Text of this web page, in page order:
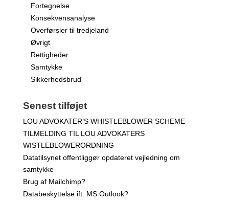
Fortegnelse
Konsekvensanalyse
Overførsler til tredjeland
Øvrigt
Rettigheder
Samtykke
Sikkerhedsbrud
Senest tilføjet
LOU ADVOKATER’S WHISTLEBLOWER SCHEME
TILMELDING TIL LOU ADVOKATERS
WISTLEBLOWERORDNING
Datatilsynet offentliggør opdateret vejledning om
samtykke
Brug af Mailchimp?
Databeskyttelse ift. MS Outlook?